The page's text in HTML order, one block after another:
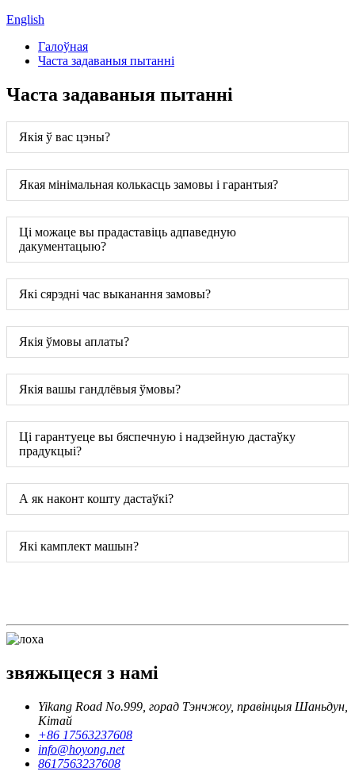
English
Галоўная
Часта задаваныя пытанні
Часта задаваныя пытанні
Якія ў вас цэны?
Якая мінімальная колькасць замовы і гарантыя?
Ці можаце вы прадаставіць адпаведную
дакументацыю?
Які сярэдні час выканання замовы?
Якія ўмовы аплаты?
Якія вашы гандлёвыя ўмовы?
Ці гарантуеце вы бяспечную і надзейную дастаўку
прадукцыі?
А як наконт кошту дастаўкі?
Які камплект машын?
звяжыцеся з намі
Yikang Road No.999, горад Тэнчжоу, правінцыя Шаньдун,
Кітай
+86 17563237608
info@hoyong.net
8617563237608